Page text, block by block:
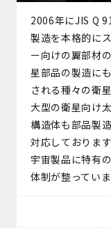
2006年にJIS Q
製造を本格的に
ー向けの翼部材
星部品の製造に
される種々の衛
大型の衛星向け
構造体も部品製
対応しておりま
宇宙製品に特有
体制が整っていま